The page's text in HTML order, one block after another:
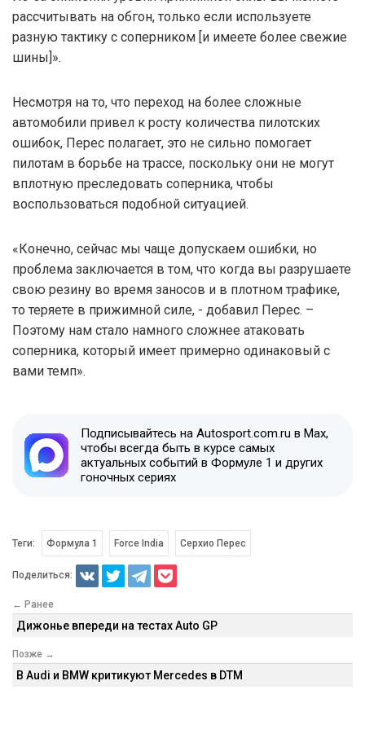
рассчитывать на обгон, только если используете
разную тактику с соперником [и имеете более свежие
шины]».
Несмотря на то, что переход на более сложные
автомобили привел к росту количества пилотских
ошибок, Перес полагает, это не сильно помогает
пилотам в борьбе на трассе, поскольку они не могут
вплотную преследовать соперника, чтобы
воспользоваться подобной ситуацией.
«Конечно, сейчас мы чаще допускаем ошибки, но
проблема заключается в том, что когда вы разрушаете
свою резину во время заносов и в плотном трафике,
то теряете в прижимной силе, - добавил Перес. –
Поэтому нам стало намного сложнее атаковать
соперника, который имеет примерно одинаковый с
вами темп».
Подписывайтесь на Autosport.com.ru в Max,
чтобы всегда быть в курсе самых
актуальных событий в Формуле 1 и других
гоночных сериях
Теги: Формула 1 Force India Серхио Перес
Поделиться:
← Ранее
Дижонье впереди на тестах Auto GP
Позже →
В Audi и BMW критикуют Mercedes в DTM